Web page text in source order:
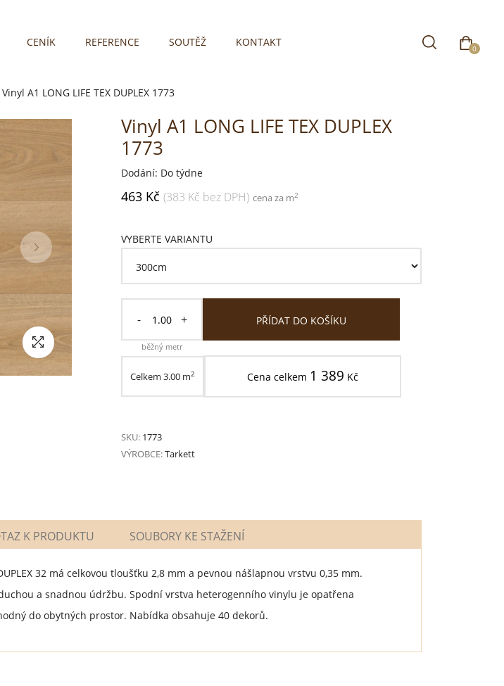
CENÍK REFERENCE SOUTĚŽ KONTAKT 0
Vinyl A1 LONG LIFE TEX DUPLEX 1773
Vinyl A1 LONG LIFE TEX DUPLEX
1773
Dodání: Do týdne
463 Kč (383 Kč bez DPH) cena za m2
VYBERTE VARIANTU
- +
běžný metr
PŘÍDAT DO KOŠÍKU
Celkem 3.00m2 Cena celkem 1 389 Kč
SKU: 1773
VÝROBCE:Tarkett
K PRODUKTU SOUBORY KE STAŽENÍ
32 má celkovou tloušťku 2,8 mm a pevnou nášlapnou vrstvu 0,35 mm.
a snadnou údržbu. Spodní vrstva heterogenního vinylu je opatřena
do obytných prostor. Nabídka obsahuje 40 dekorů.